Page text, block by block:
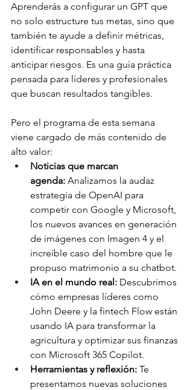
Aprenderás a configurar un GPT que
no solo estructure tus metas, sino que
también te ayude a definir métricas,
identificar responsables y hasta
anticipar riesgos. Es una guía práctica
pensada para líderes y profesionales
que buscan resultados tangibles.
Pero el programa de esta semana
viene cargado de más contenido de
alto valor:
Noticias que marcan
agenda: Analizamos la audaz
estrategia de OpenAI para
competir con Google y Microsoft,
los nuevos avances en generación
de imágenes con Imagen 4 y el
increíble caso del hombre que le
propuso matrimonio a su chatbot.
IA en el mundo real: Descubrimos
cómo empresas líderes como
John Deere y la fintech Flow están
usando IA para transformar la
agricultura y optimizar sus finanzas
con Microsoft 365 Copilot.
Herramientas y reflexión: Te
presentamos nuevas soluciones